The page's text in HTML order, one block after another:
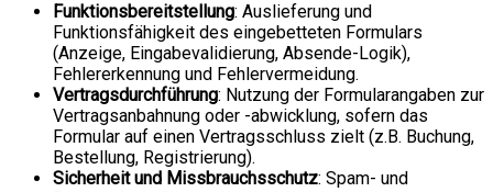
Funktionsbereitstellung: Auslieferung und
Funktionsfähigkeit des eingebetteten Formulars
(Anzeige, Eingabevalidierung, Absende-Logik),
Fehlererkennung und Fehlervermeidung.
Vertragsdurchführung: Nutzung der Formularangaben zur
Vertragsanbahnung oder -abwicklung, sofern das
Formular auf einen Vertragsschluss zielt (z.B. Buchung,
Bestellung, Registrierung).
Sicherheit und Missbrauchsschutz: Spam- und